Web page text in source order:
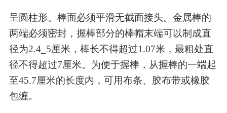
呈圆柱形。棒面必须平滑无截面接头。金属棒的
两端必须密封，握棒部分的棒帽末端可以制成直
径为2.4_5厘米，棒长不得超过1.07米，最粗处直
径不得超过7厘米。为便于握棒，从握棒的一端起
至45.7厘米的长度内，可用布条、胶布带或橡胶
包缠。